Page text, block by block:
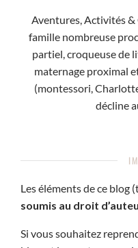
Aventures, Activités &
famille nombreuse
partiel, croqueuse de
maternage proximal
(montessori,
décline
Les éléments de ce blog
soumis au droit
Si vous souhaitez